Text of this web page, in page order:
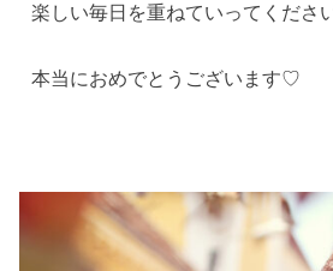
楽しい毎日を重ねていってくださ
本当におめでとうございます♡